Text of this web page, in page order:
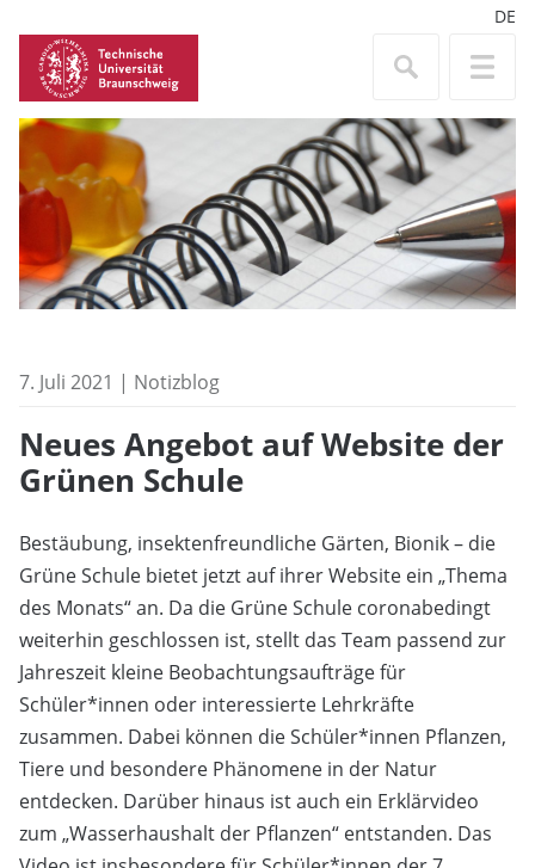
DE
7. Juli 2021 | Notizblog
Neues Angebot auf Website der
Grünen Schule
Bestäubung, insektenfreundliche Gärten, Bionik – die
Grüne Schule bietet jetzt auf ihrer Website ein „Thema
des Monats“ an. Da die Grüne Schule coronabedingt
weiterhin geschlossen ist, stellt das Team passend zur
Jahreszeit kleine Beobachtungsaufträge für
Schüler*innen oder interessierte Lehrkräfte
zusammen. Dabei können die Schüler*innen Pflanzen,
Tiere und besondere Phänomene in der Natur
entdecken. Darüber hinaus ist auch ein Erklärvideo
zum „Wasserhaushalt der Pflanzen“ entstanden. Das